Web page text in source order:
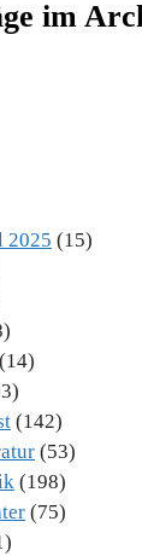
im
2025 (15)
(14)
(142)
(53)
(198)
(75)